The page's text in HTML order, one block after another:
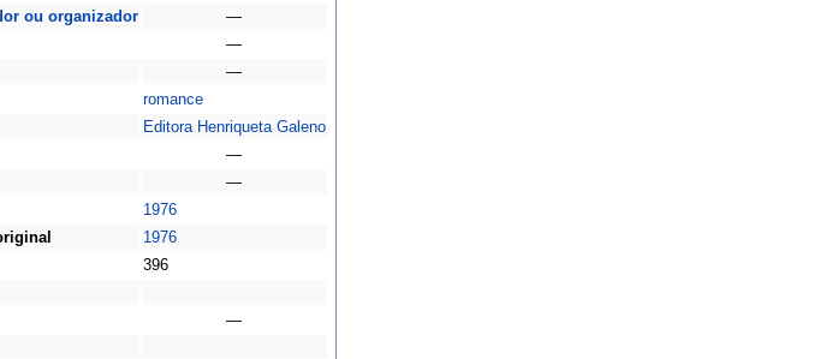
ou organizador
—
—
—
romance
Editora Henriqueta Galeno
—
—
1976
1976
396
—